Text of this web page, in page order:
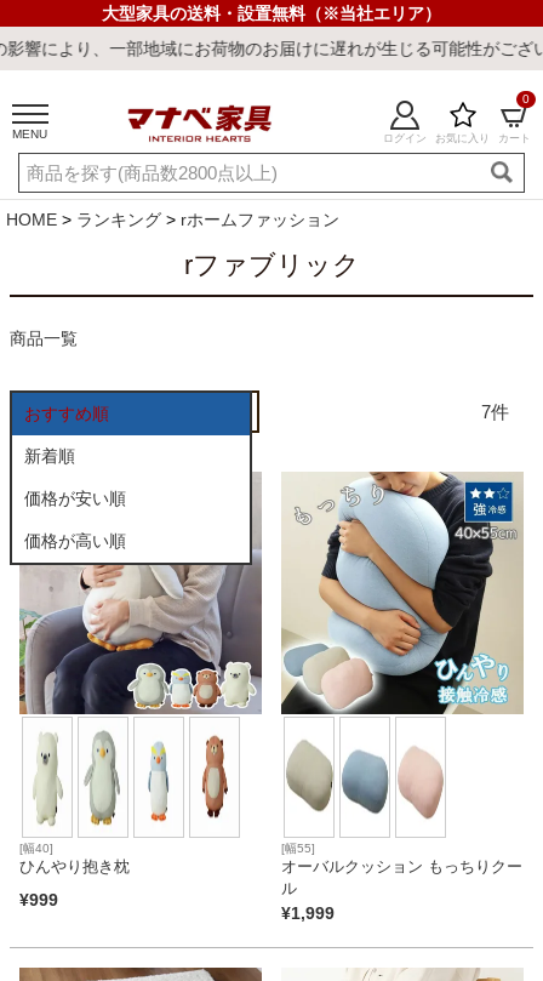
大型家具の送料・設置無料（※当社エリア）
り、一部地域にお荷物のお届けに遅れが生じる可能性がございま
MENU ログイン お気に入り カート
0
ご利用ガイド 新規会員登録
店舗一覧 閲覧履歴
キーワード・商品番号で探す
最短発送 冷感ラグ ワークデスク ウィルトンラ
カテゴリから探す
ソファ
テレビ台・リビング家具
ダイニングテーブル・セット
HOME ランキング rホームファッション
rファブリック
商品一覧
おすすめ順
新着順
価格が安い順
価格が高い順
7
[幅40]
ひんやり抱き枕
¥999
[幅55]
オーバルクッション もっちりクー
ル
¥1,999